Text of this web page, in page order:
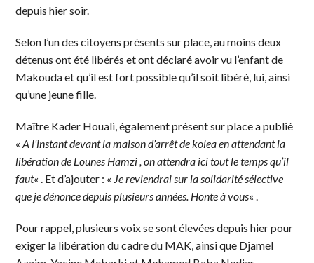
depuis hier soir.
Selon l’un des citoyens présents sur place, au moins deux
détenus ont été libérés et ont déclaré avoir vu l’enfant de
Makouda et qu’il est fort possible qu’il soit libéré, lui, ainsi
qu’une jeune fille.
Maître Kader Houali, également présent sur place a publié
«A l’instant devant la maison d’arrêt de kolea en attendant la
libération de Lounes Hamzi , on attendra ici tout le temps qu’il
faut« . Et d’ajouter : « Je reviendrai sur la solidarité sélective
que je dénonce depuis plusieurs années. Honte à vous« .
Pour rappel, plusieurs voix se sont élevées depuis hier pour
exiger la libération du cadre du MAK, ainsi que Djamel